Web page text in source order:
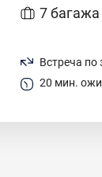
7 багажа
Встреча по
20 мин.